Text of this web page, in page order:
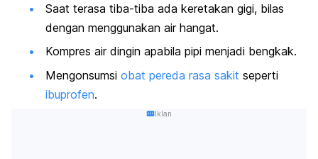
Saat terasa tiba-tiba ada keretakan gigi, bilas
dengan menggunakan air hangat.
Kompres air dingin apabila pipi menjadi bengkak.
Mengonsumsi obat pereda rasa sakit seperti
ibuprofen.
Iklan